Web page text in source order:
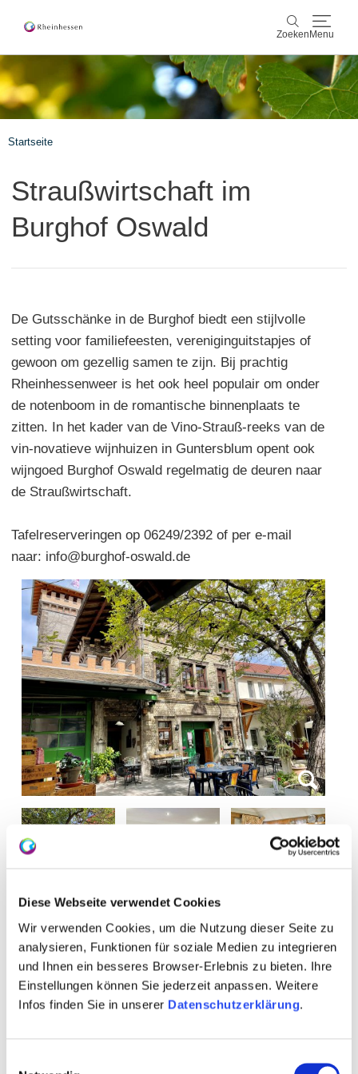
Diese Webseite verwendet Cookies
Wir verwenden Cookies, um die Nutzung dieser Seite zu
analysieren, Funktionen für soziale Medien zu integrieren
und Ihnen ein besseres Browser-Erlebnis zu bieten. Ihre
Einstellungen können Sie jederzeit anpassen. Weitere
Infos finden Sie in unserer Datenschutzerklärung.
Zoeken Menu
Zoeken
wijn & gastronomie
Events
Startseite
Straußwirtschaft im
Burghof Oswald
De Gutsschänke in de Burghof biedt een stijlvolle
setting voor familiefeesten, vereniginguitstapjes of
gewoon om gezellig samen te zijn. Bij prachtig
Rheinhessenweer is het ook heel populair om onder
de notenboom in de romantische binnenplaats te
zitten. In het kader van de Vino-Strauß-reeks van de
vin-novatieve wijnhuizen in Guntersblum opent ook
wijngoed Burghof Oswald regelmatig de deuren naar
de Straußwirtschaft.
Tafelreserveringen op 06249/2392 of per e-mail
naar: info@burghof-oswald.de
Openingstijden Contact